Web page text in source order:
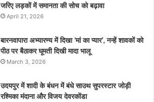
जरिए लड़कों में समानता की सोच को बढ़ावा
April 21, 2026
बारनवापारा अभ्यारण्य में दिखा ‘मां का प्यार’, नन्हें शावकों को
पीठ पर बैठाकर घूमती दिखी मादा भालू
March 3, 2026
उदयपुर में शादी के बंधन में बंधे साउथ सुपरस्टार जोड़ी
रश्मिका मंदाना और विजय देवरकोंडा